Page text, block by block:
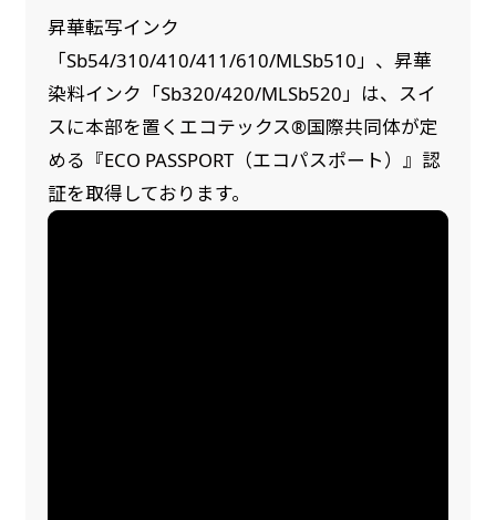
昇華転写インク
「Sb54/310/410/411/610/MLSb510」、昇華
染料インク「Sb320/420/MLSb520」は、スイ
スに本部を置くエコテックス®国際共同体が定
める『ECO PASSPORT（エコパスポート）』認
証を取得しております。